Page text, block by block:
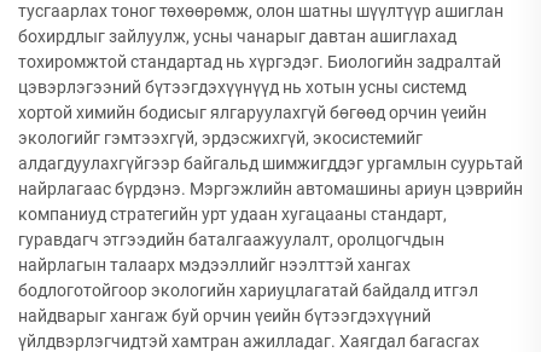
тусгаарлах тоног төхөөрөмж, олон шатны шүүлтүүр ашиглан
бохирдлыг зайлуулж, усны чанарыг давтан ашиглахад
тохиромжтой стандартад нь хүргэдэг. Биологийн задралтай
цэвэрлэгээний бүтээгдэхүүнүүд нь хотын усны системд
хортой химийн бодисыг ялгаруулахгүй бөгөөд орчин үеийн
экологийг гэмтээхгүй, эрдэсжихгүй, экосистемийг
алдагдуулахгүйгээр байгальд шимжигддэг ургамлын суурьтай
найрлагаас бүрдэнэ. Мэргэжлийн автомашины ариун цэврийн
компаниуд стратегийн урт удаан хугацааны стандарт,
гуравдагч этгээдийн баталгаажуулалт, оролцогчдын
найрлагын талаарх мэдээллийг нээлттэй хангах
бодлоготойгоор экологийн хариуцлагатай байдалд итгэл
найдварыг хангаж буй орчин үеийн бүтээгдэхүүний
үйлдвэрлэгчидтэй хамтран ажилладаг. Хаягдал багасгах